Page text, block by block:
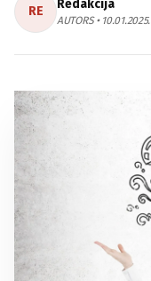
RE Redakcija
AUTORS • 10.01.2025.